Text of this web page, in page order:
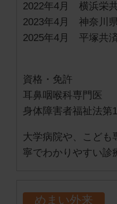
2022年4月 横浜栄
2023年4月 神奈川
2025年4月 平塚共
資格・免許
耳鼻咽喉科専門医
身体障害者福祉法第
大学病院や、こども
寧でわかりやすい診
めまい外来